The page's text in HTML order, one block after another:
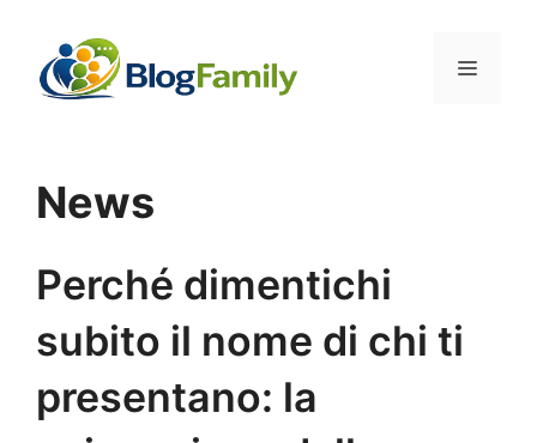
contenuto
Menu
News
Perché dimentichi
subito il nome di chi ti
presentano: la